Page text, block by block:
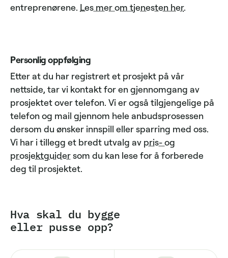
entreprenørene. Les mer om tjenesten her.
Personlig oppfølging
Etter at du har registrert et prosjekt på vår
nettside, tar vi kontakt for en gjennomgang av
prosjektet over telefon. Vi er også tilgjengelige på
telefon og mail gjennom hele anbudsprosessen
dersom du ønsker innspill eller sparring med oss.
Vi har i tillegg et bredt utvalg av pris- og
prosjektguidersom du kan lese for å forberede
deg til prosjektet.
Hva skal du bygge
eller pusse opp?